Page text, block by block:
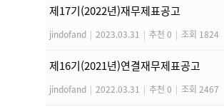
제17기(2022년)재무제표공고
jindofand | 2023.03.31 | 추천 0 | 조회 1824
제16기(2021년)연결재무제표공고
jindofand | 2022.03.31 | 추천 0 | 조회 2467